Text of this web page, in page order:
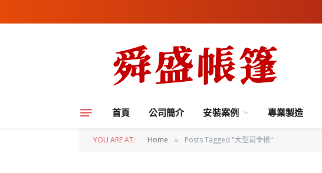
首頁 公司簡介 安裝案例 專業製造
YOU ARE AT: Home » Posts Tagged "大型司令帳"